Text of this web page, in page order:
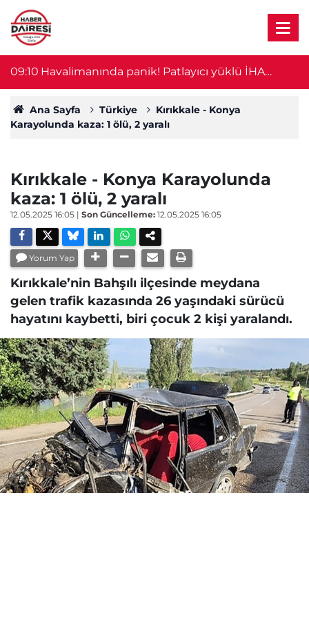
09:10 Havalimanında panik! Patlayıcı yüklü İHA
bulundu
Ana Sayfa Türkiye
Kırıkkale - Konya
Karayolunda kaza: 1 ölü, 2 yaralı
Kırıkkale - Konya Karayolunda
kaza: 1 ölü, 2 yaralı
12.05.2025 16:05 | Son Güncelleme: 12.05.2025 16:05
Yorum Yap
Kırıkkale’nin Bahşılı ilçesinde meydana
gelen trafik kazasında 26 yaşındaki sürücü
hayatını kaybetti, biri çocuk 2 kişi yaralandı.